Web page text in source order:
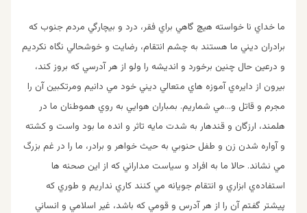
ما خداي نا خواسته هيچ گاهي براي فقر، درد و بيچارگي مردم جنوب كه
برادران ديني ما هستند به چشم انتقام، رضايت و خوشحالي نگاه نكرديم
و درعين حال چنين برخورد و انديشه را ولو از هر آدرسي كه بروز كند،
بيرون از دايره‌ي آموزه هاي متعالي ديني خود مي دانيم ومرتكبين آن را
مجرم و قاتل و…مي شماريم. بمباران هوايي به روي هموطنان ما در
هلمند، ارزگان و قندهار به شدت مايه تاثر و انده ما بود واست و كشته
و آواره شدن زن و طفل حنوبي به حيث خواهر و برادر، ما را در غم بزرگ
مي نشاند. حالا ما به افراد و سياست مداراني كه از اين صحنه ها
استفاده‌ي ابزاري و انتقام جويانه مي كنند كاري نداريم و طوري كه
پيشتر گفتم آن را از هر آدرس و قومي كه باشد، غير اسلامي و انساني